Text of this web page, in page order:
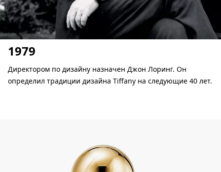
1979
Директором по дизайну назначен Джон Лоринг. Он
определил традиции дизайна Tiffany на следующие 40 лет.